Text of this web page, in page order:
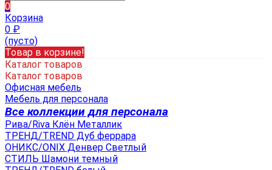
0
Корзина
0 ₽
(пусто)
Товар в корзине!
Каталог товаров
Каталог товаров
Офисная мебель
Мебель для персонала
Все коллекции для персонала
Рива/Riva Клён Металлик
ТРЕНД/TREND Дуб феррара
ОНИКС/ONIX Денвер Светлый
СТИЛЬ Шамони темный